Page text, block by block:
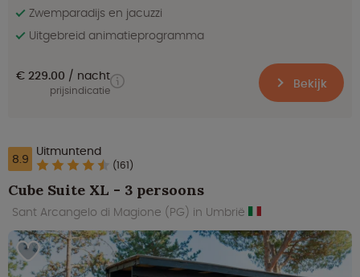
Zwemparadijs en jacuzzi
Uitgebreid animatieprogramma
€ 229.00 nacht
prijsindicatie Bekijk
8.9 Uitmuntend
(161)
Cube Suite XL - 3 persoons
Sant Arcangelo di Magione (PG) in Umbrië